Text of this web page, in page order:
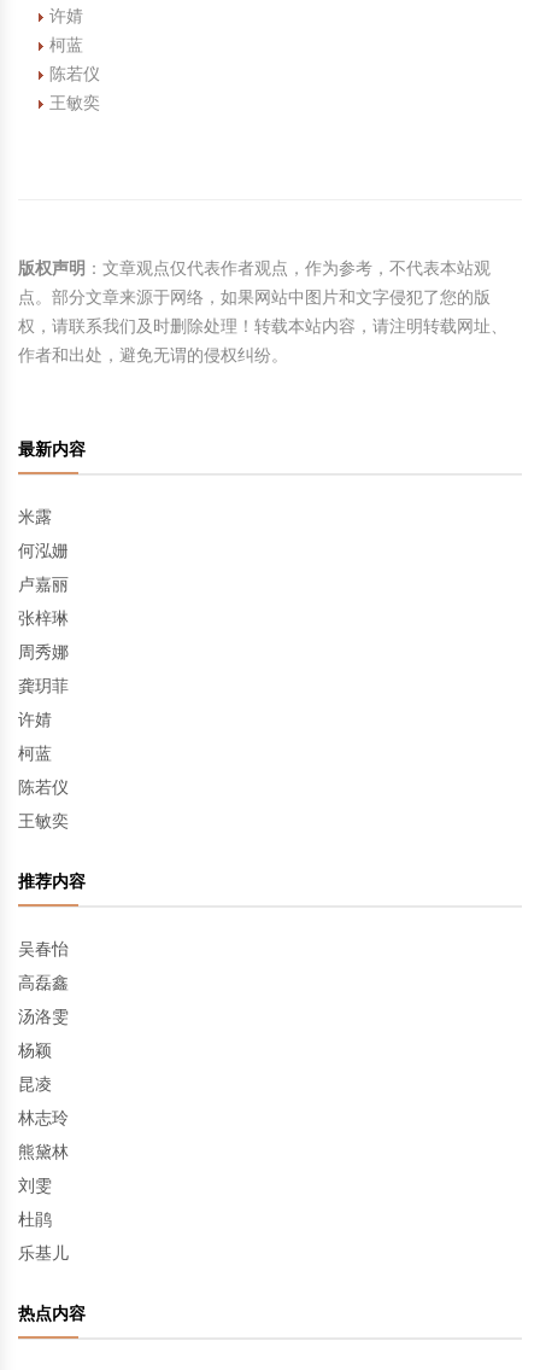
许婧
柯蓝
陈若仪
王敏奕
版权声明 ：文章观点仅代表作者观点，作为参考，不代表本站观
点。部分文章来源于网络，如果网站中图片和文字侵犯了您的版
权，请联系我们及时删除处理！转载本站内容，请注明转载网址、
作者和出处，避免无谓的侵权纠纷。
最新内容
米露
何泓姗
卢嘉丽
张梓琳
周秀娜
龚玥菲
许婧
柯蓝
陈若仪
王敏奕
推荐内容
吴春怡
高磊鑫
汤洛雯
杨颖
昆凌
林志玲
熊黛林
刘雯
杜鹃
乐基儿
热点内容